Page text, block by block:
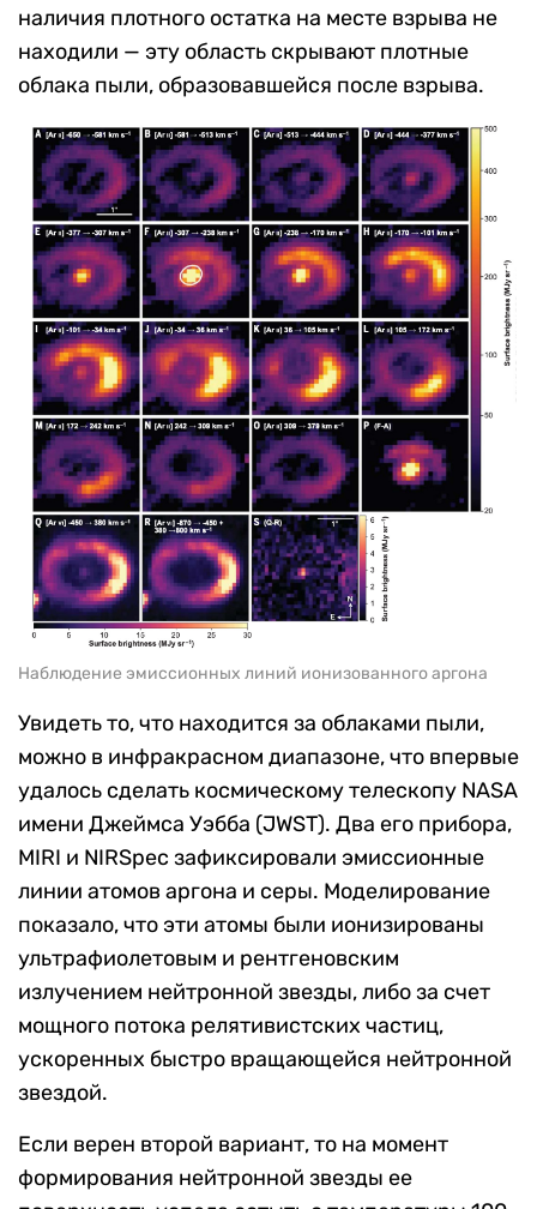
наличия плотного остатка на месте взрыва не
находили — эту область скрывают плотные
облака пыли, образовавшейся после взрыва.
Наблюдение эмиссионных линий ионизованного аргона
Увидеть то, что находится за облаками пыли,
можно в инфракрасном диапазоне, что впервые
удалось сделать космическому телескопу NASA
имени Джеймса Уэбба (JWST). Два его прибора,
MIRI и NIRSpec зафиксировали эмиссионные
линии атомов аргона и серы. Моделирование
показало, что эти атомы были ионизированы
ультрафиолетовым и рентгеновским
излучением нейтронной звезды, либо за счет
мощного потока релятивистских частиц,
ускоренных быстро вращающейся нейтронной
звездой.
Если верен второй вариант, то на момент
формирования нейтронной звезды ее